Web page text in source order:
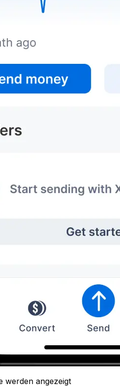
werden angezeigt